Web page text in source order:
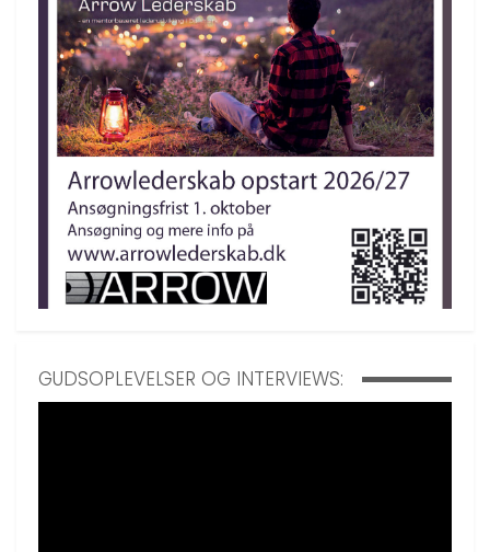
GUDSOPLEVELSER OG INTERVIEWS: